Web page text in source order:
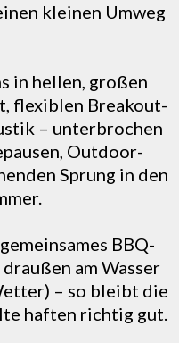
kleinen Umweg
in hellen, großen
flexiblen Breakout-
– unterbrochen
Outdoor-
Sprung in den
BBQ-
am Wasser
– so bleibt die
haften richtig gut.